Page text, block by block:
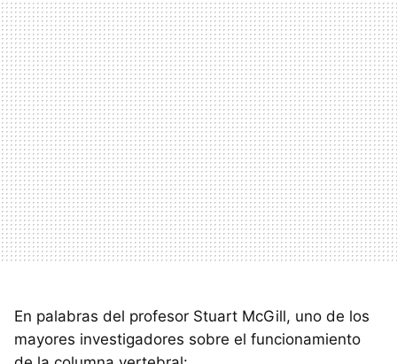
En palabras del profesor Stuart McGill, uno de los
mayores investigadores sobre el funcionamiento